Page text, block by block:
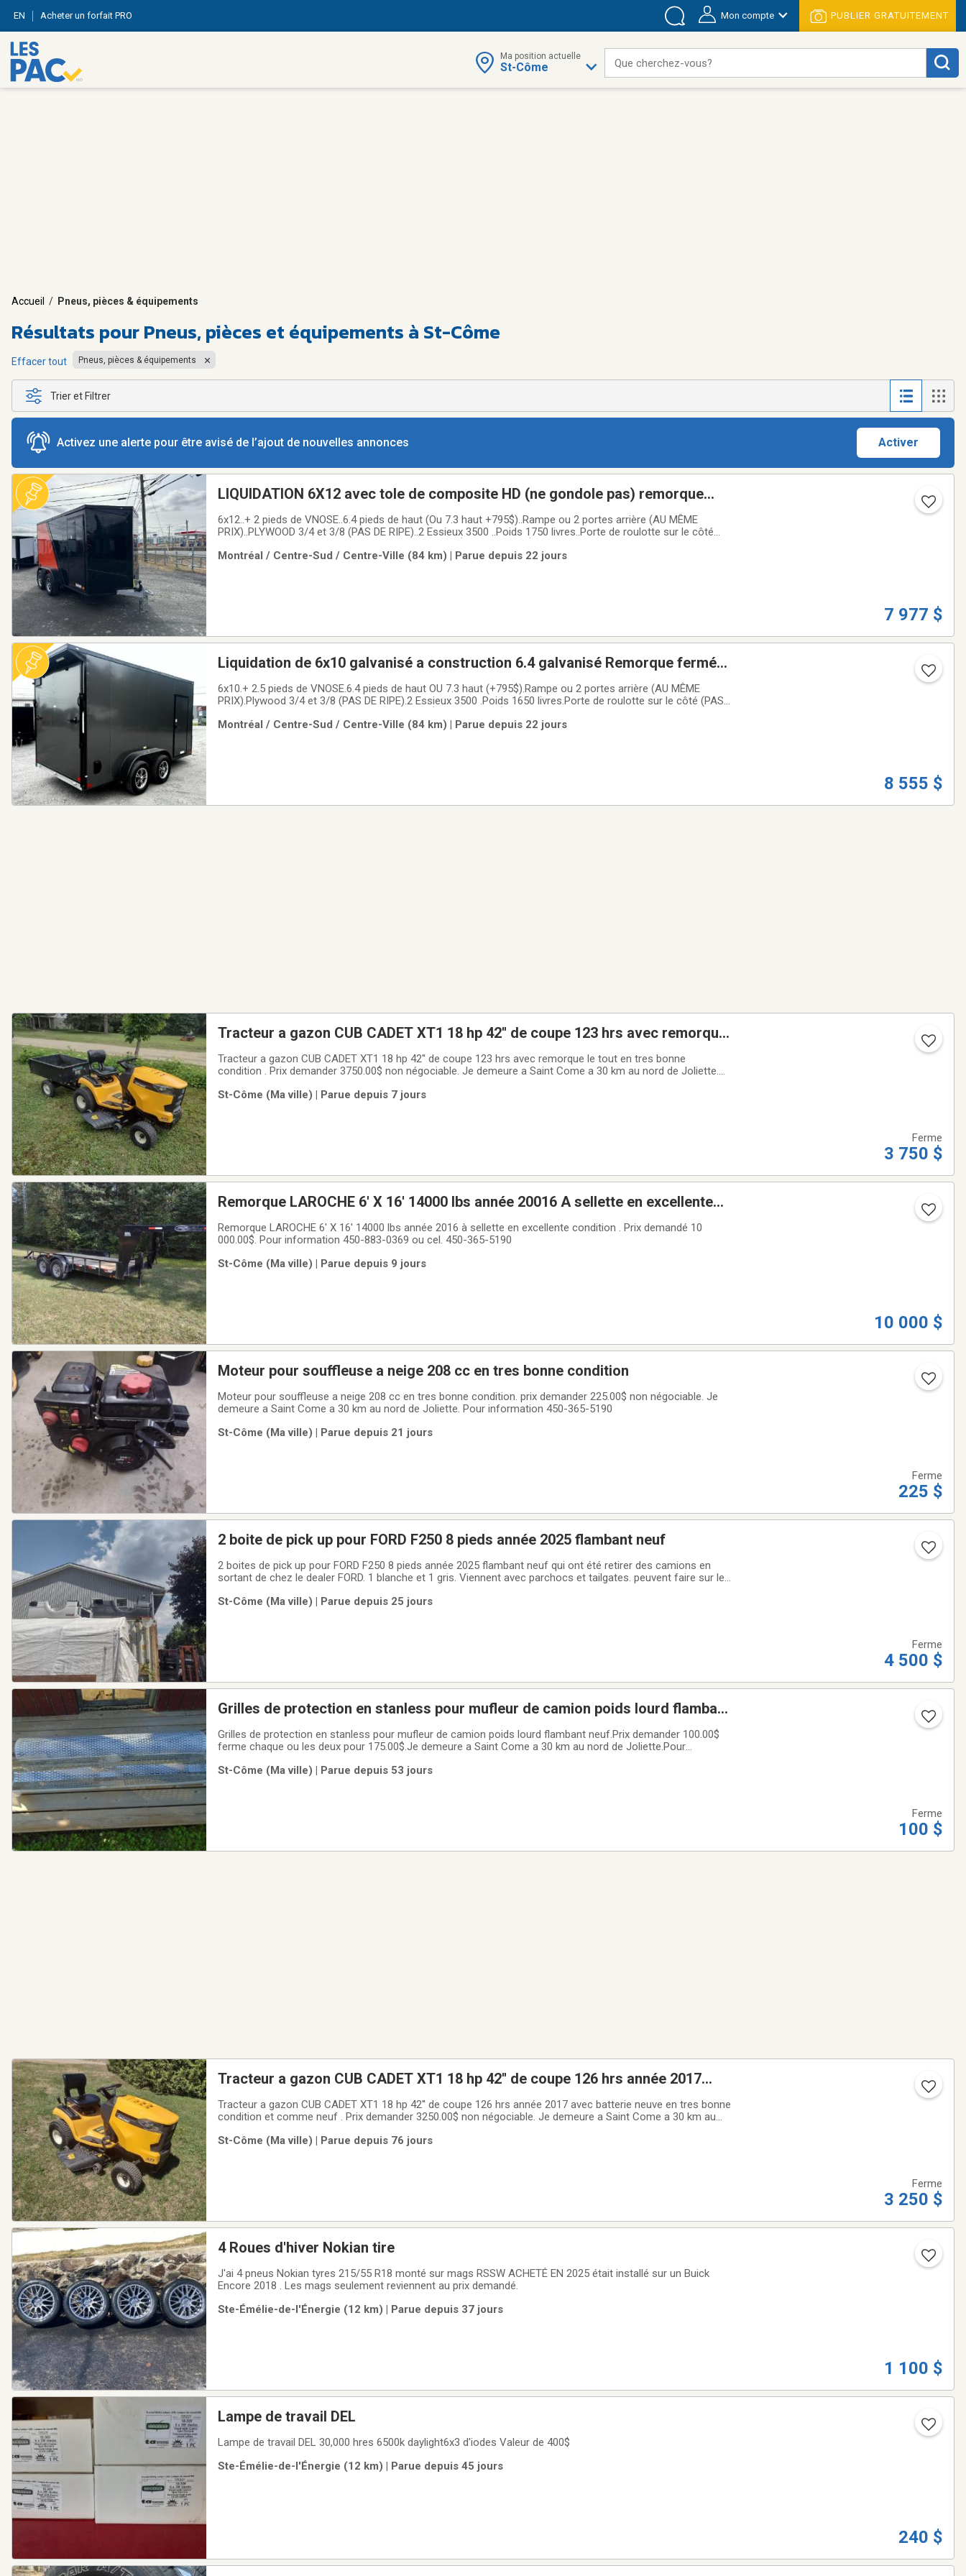
EN Acheter un forfait PRO Mon compte PUBLIER GRATUITEMENT
Ma position actuelle
St-Côme Que cherchez-vous?
Accueil / Pneus, pièces & équipements
Résultats pourPneus, pièces et équipements à St-Côme
Effacer tout Pneus, pièces & équipements
Trier et Filtrer
Activez une alerte pour être avisé de l’ajout de nouvelles annonces Activer
LIQUIDATION 6X12 avec tole de composite HD (ne gondole pas) remorque
fermée trailer cargo fermer (frame peinturé ou galvanisé +$$$)
6x12..+ 2 pieds de VNOSE..6.4 pieds de haut (Ou 7.3 haut +795$)..Rampe ou 2 portes arrière (AU MÊME
PRIX)..PLYWOOD 3/4 et 3/8 (PAS DE RIPE)..2 Essieux 3500 ..Poids 1750 livres..Porte de roulotte sur le côté
fois plus épais (NE BALOUNE PAS AU
Montréal / Centre-Sud / Centre-Ville (84 km) | Parue depuis 22 jours
7 977 $
Liquidation de 6x10 galvanisé a construction 6.4 galvanisé Remorque fermée
trailer cargo 10 pieds (rampe ou 2 portes arriere)
6x10.+ 2.5 pieds de VNOSE.6.4 pieds de haut OU 7.3 haut (+795$).Rampe ou 2 portes arrière (AU MÊME
PRIX).Plywood 3/4 et 3/8 (PAS DE RIPE).2 Essieux 3500 .Poids 1650 livres.Porte de roulotte sur le côté (PAS
plus épais (GRATUITEMENT).Série blackout
Montréal / Centre-Sud / Centre-Ville (84 km) | Parue depuis 22 jours
8 555 $
Tracteur a gazon CUB CADET XT1 18 hp 42'' de coupe 123 hrs avec remorque
Tracteur a gazon CUB CADET XT1 18 hp 42'' de coupe 123 hrs avec remorque le tout en tres bonne
condition . Prix demander 3750.00$ non négociable. Je demeure a Saint Come a 30 km au nord de Joliette.
St-Côme (Ma ville) | Parue depuis 7 jours
Ferme
3 750 $
Remorque LAROCHE 6' X 16' 14000 lbs année 20016 A sellette en excellente
Remorque LAROCHE 6' X 16' 14000 lbs année 2016 à sellette en excellente condition . Prix demandé 10
000.00$. Pour information 450-883-0369 ou cel. 450-365-5190
St-Côme (Ma ville) | Parue depuis 9 jours
10 000 $
Moteur pour souffleuse a neige 208 cc en tres bonne condition
Moteur pour souffleuse a neige 208 cc en tres bonne condition. prix demander 225.00$ non négociable. Je
demeure a Saint Come a 30 km au nord de Joliette. Pour information 450-365-5190
St-Côme (Ma ville) | Parue depuis 21 jours
Ferme
225 $
2 boite de pick up pour FORD F250 8 pieds année 2025 flambant neuf
2 boites de pick up pour FORD F250 8 pieds année 2025 flambant neuf qui ont été retirer des camions en
sortant de chez le dealer FORD. 1 blanche et 1 gris. Viennent avec parchocs et tailgates. peuvent faire sur les
4500.00$ chaque non négociable.
St-Côme (Ma ville) | Parue depuis 25 jours
Ferme
4 500 $
Grilles de protection en stanless pour mufleur de camion poids lourd flambant
Grilles de protection en stanless pour mufleur de camion poids lourd flambant neuf.Prix demander 100.00$
ferme chaque ou les deux pour 175.00$.Je demeure a Saint Come a 30 km au nord de Joliette.Pour
St-Côme (Ma ville) | Parue depuis 53 jours
Ferme
100 $
Tracteur a gazon CUB CADET XT1 18 hp 42'' de coupe 126 hrs année 2017
Tracteur a gazon CUB CADET XT1 18 hp 42'' de coupe 126 hrs année 2017 avec batterie neuve en tres bonne
condition et comme neuf . Prix demander 3250.00$ non négociable. Je demeure a Saint Come a 30 km au
St-Côme (Ma ville) | Parue depuis 76 jours
Ferme
3 250 $
4 Roues d'hiver Nokian tire
J'ai 4 pneus Nokian tyres 215/55 R18 monté sur mags RSSW ACHETÉ EN 2025 était installé sur un Buick
Encore 2018 . Les mags seulement reviennent au prix demandé.
Ste-Émélie-de-l'Énergie (12 km) | Parue depuis 37 jours
1 100 $
Lampe de travail DEL
Lampe de travail DEL 30,000 hres 6500k daylight6x3 d'iodes Valeur de 400$
Ste-Émélie-de-l'Énergie (12 km) | Parue depuis 45 jours
240 $